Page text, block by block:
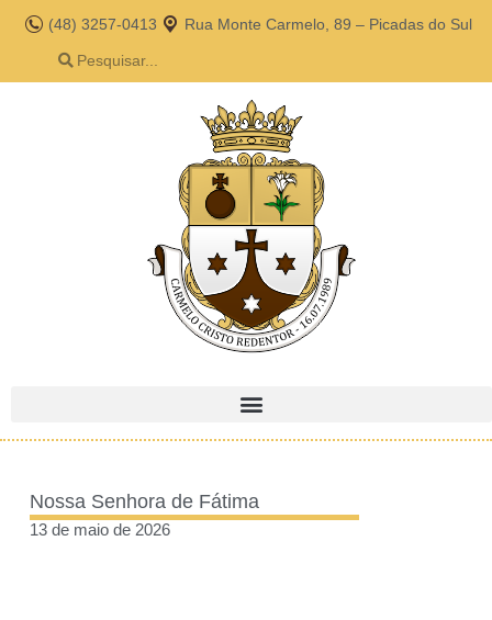
(48) 3257-0413 Rua Monte Carmelo, 89 – Picadas do Sul
Nossa Senhora de Fátima
13 de maio de 2026